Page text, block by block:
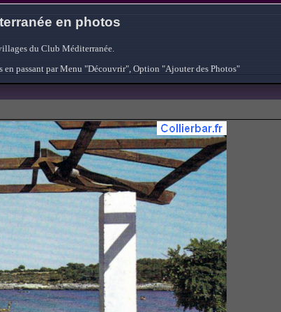
en photos
du Club Méditerranée.
passant par Menu "Découvrir", Option "Ajouter des Photos"